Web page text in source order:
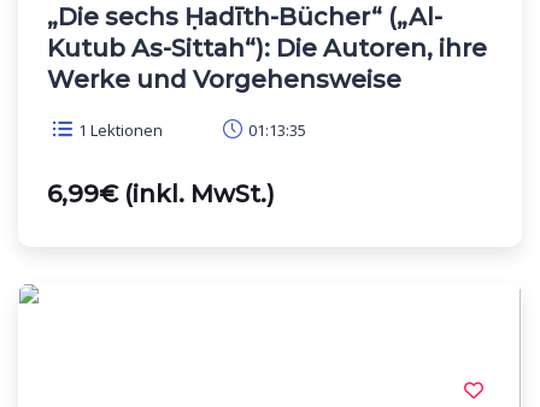
„Die sechs Ḥadīth-Bücher“ („Al-
Kutub As-Sittah“): Die Autoren, ihre
Werke und Vorgehensweise
1 Lektionen 01:13:35
6,99€ (inkl. MwSt.)